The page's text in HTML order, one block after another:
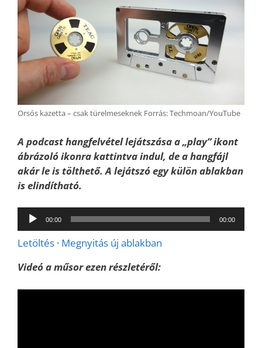
Orsós kazetta – csak türelmeseknek Forrás: Techmoan/YouTube
A podcast hangfelvétel lejátszása a „play” ikont
ábrázoló ikonra kattintva indul, de a hangfájl
akár le is tölthető. A lejátszó egy különablakban
is elindítható.
Audió
lejátszó
00:00 00:00
Letöltés · Megnyitás új ablakban
Videó a műsor ezen részletéről: